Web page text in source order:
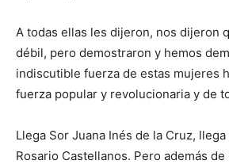
A todas ellas les dijeron, nos dijeron
débil, pero demostraron y hemos
indiscutible fuerza de estas mujeres
fuerza popular y revolucionaria y de
Llega Sor Juana Inés de la Cruz,
Rosario Castellanos. Pero además